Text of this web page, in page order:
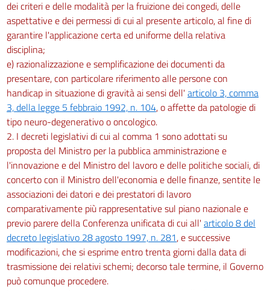
dei criteri e delle modalità per la fruizione dei congedi, delle
aspettative e dei permessi di cui al presente articolo, al fine di
garantire l'applicazione certa ed uniforme della relativa
disciplina;
e) razionalizzazione e semplificazione dei documenti da
presentare, con particolare riferimento alle persone con
handicap in situazione di gravità ai sensi dell' articolo 3, comma
3, della legge 5 febbraio 1992, n. 104, o affette da patologie di
tipo neuro-degenerativo o oncologico.
2. I decreti legislativi di cui al comma 1 sono adottati su
proposta del Ministro per la pubblica amministrazione e
l'innovazione e del Ministro del lavoro e delle politiche sociali, di
concerto con il Ministro dell'economia e delle finanze, sentite le
associazioni dei datori e dei prestatori di lavoro
comparativamente più rappresentative sul piano nazionale e
previo parere della Conferenza unificata di cui all' articolo 8 del
decreto legislativo 28 agosto 1997, n. 281, e successive
modificazioni, che si esprime entro trenta giorni dalla data di
trasmissione dei relativi schemi; decorso tale termine, il Governo
può comunque procedere.